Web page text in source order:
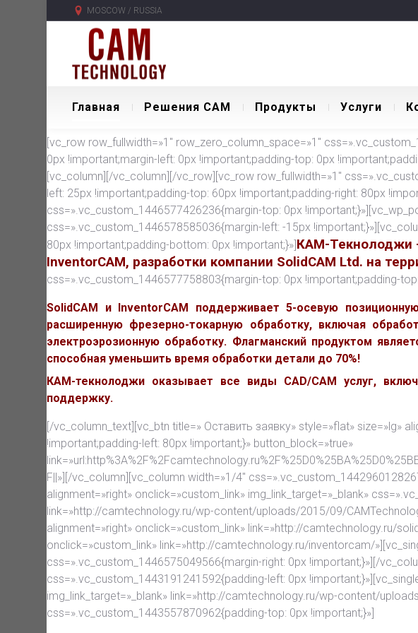
MOSCOW / RUSSIA
Главная Решения CAM Продукты Уcлуги
[vc_row row_fullwidth=»1″ row_zero_column_space=»1″
0px !important;margin-left: 0px !important;padding-top: 0px
[vc_column][/vc_column][/vc_row][vc_row row_fullwidth=»1″
left: 25px !important;padding-top: 60px !important;padding-right: 80px
css=».vc_custom_1446577426236{margin-top: 0px
css=».vc_custom_1446578585036{margin-left: -15px
80px !important;padding-bottom: 0px !important;}»]КАМ-Текнолоджи
InventorCAM, разработки компании SolidCAM Ltd. на
css=».vc_custom_1446577758803{margin-top: 0px !important;padding-
SolidCAM и InventorCAM поддерживает 5-осевую
расширенную фрезерно-токарную обработку, включая
электроэрозионную обработку. Флагманский продуктом
способная уменьшить время обработки детали до 70%!
КАМ-текнолоджи оказывает все виды CAD/CAM услуг,
поддержку.
[/vc_column_text][vc_btn title=» Оставить заявку» style=»flat» size=»lg»
!important;padding-left: 80px !important;}» button_block=»true»
F||»][/vc_column][vc_column width=»1/4″
alignment=»right» onclick=»custom_link» img_link_target=»_blank»
link=»http://camtechnology.ru/wp-content/uploads/2015/09/
alignment=»right» onclick=»custom_link» link=»http://camtechnology.ru/
onclick=»custom_link» link=»http://camtechnology.ru/inventorcam/
css=».vc_custom_1446575049566{margin-right: 0px !important;}»][/
css=».vc_custom_1443191241592{padding-left: 0px
img_link_target=»_blank» link=»http://camtechnology.ru/wp-content/
css=».vc_custom_1443557870962{padding-top: 0px !important;}»]